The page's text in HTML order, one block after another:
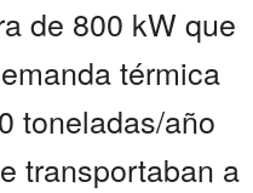
de 800 kW que
térmica
toneladas/año
transportaban a